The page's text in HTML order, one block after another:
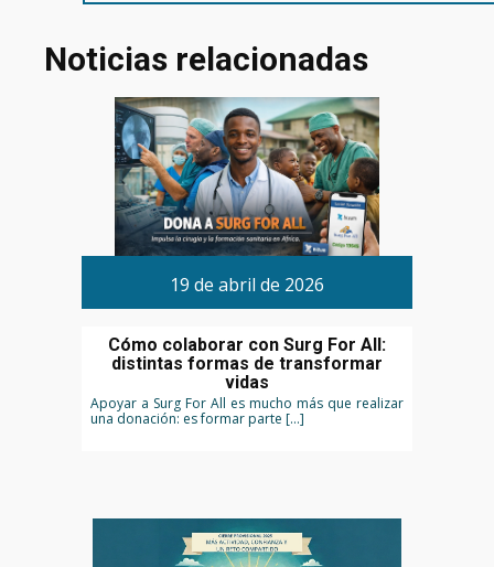
Noticias relacionadas
19 de abril de 2026
Cómo colaborar con Surg For All:
distintas formas de transformar
vidas
Apoyar a Surg For All es mucho más que realizar
una donación: es formar parte […]